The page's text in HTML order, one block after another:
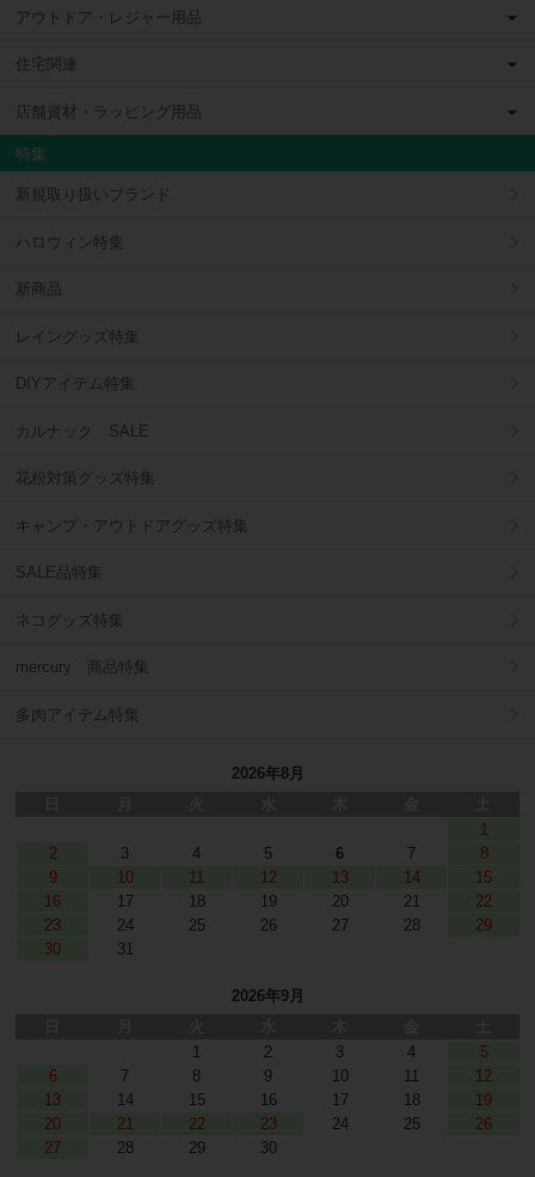
アウトドア・レジャー用品
住宅関連
店舗資材・ラッピング用品
特集
新規取り扱いブランド
ハロウィン特集
新商品
レイングッズ特集
DIYアイテム特集
カルナック SALE
花粉対策グッズ特集
キャンプ・アウトドアグッズ特集
SALE品特集
ネコグッズ特集
mercury 商品特集
多肉アイテム特集
2026年8月
1
2
3 4 5 6 7
8
9
10 11 12 13 14
15
16
17 18 19 20 21
22
23
24 25 26 27 28
29
30
31
2026年9月
1
2 3 4
5
6
7 8 9 10 11
12
13
14 15 16 17 18
19
20
21 22 23 24 25
26
27
28 29 30